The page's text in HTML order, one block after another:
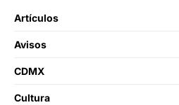
Artículos
Avisos
CDMX
Cultura